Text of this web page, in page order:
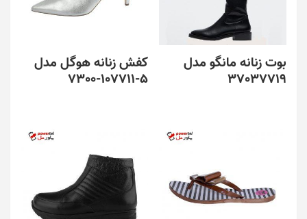
بوت زنانه مانگو مدل
37037719
کفش زنانه هوگل مدل
5-107711-7300